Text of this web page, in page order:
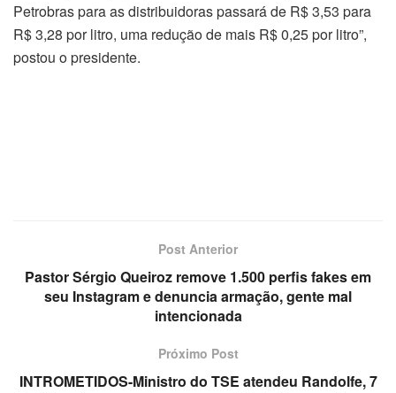
Petrobras para as distribuidoras passará de R$ 3,53 para
R$ 3,28 por litro, uma redução de mais R$ 0,25 por litro”,
postou o presidente.
Post Anterior
Pastor Sérgio Queiroz remove 1.500 perfis fakes em
seu Instagram e denuncia armação, gente mal
intencionada
Próximo Post
INTROMETIDOS-Ministro do TSE atendeu Randolfe, 7